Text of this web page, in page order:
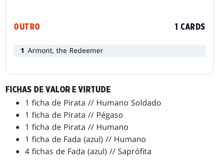
OUTRO 1 CARDS
1 Armont, the Redeemer
FICHAS DE VALOR E VIRTUDE
1 ficha de Pirata // Humano Soldado
1 ficha de Pirata // Pégaso
1 ficha de Pirata // Humano
1 ficha de Fada (azul) // Humano
4 fichas de Fada (azul) // Saprófita